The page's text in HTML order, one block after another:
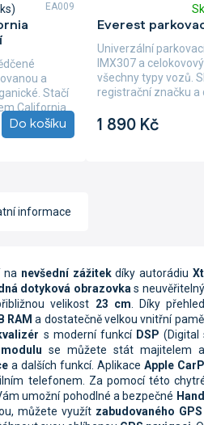
Do košíku
a
Stačí
California
EA009
Everest
hodnocení
produktu
je
5,0
z
hvězdiček.
1 890 Kč
Univerzální
IMX307 a
všechny typy vozů.
registrační značku a
informace
na nevšední zážitekdíky autorádiu
dotyková obrazovkas
velikost 23 cm. Díky
RAM a dostatečně velkou vnitřní
s moderní funkcí DSP (Digital
se můžete stát majitelem
a dalších funkcí.AplikaceApple
telefonem. Za pomocí této
umožní pohodlné a bezpečné
můžete využít zabudovaného